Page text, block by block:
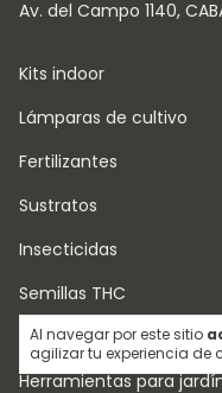
Al navegar por este sitio
agilizar tu experiencia de
Av. del Campo 1140,
Kits indoor
Lámparas de cultivo
Fertilizantes
Sustratos
Insecticidas
Semillas THC
Esquejes
Herramientas para